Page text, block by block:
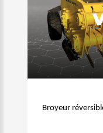
coupe.
Broyeur